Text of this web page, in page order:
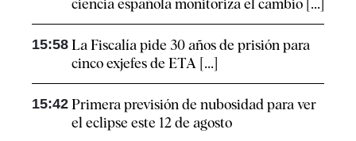
ciencia española monitoriza el cambio [...]
15:58 La Fiscalía pide 30 años de prisión para
cinco exjefes de ETA [...]
15:42 Primera previsión de nubosidad para ver
el eclipse este 12 de agosto